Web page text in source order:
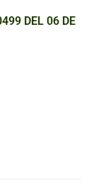
DEL 06 DE